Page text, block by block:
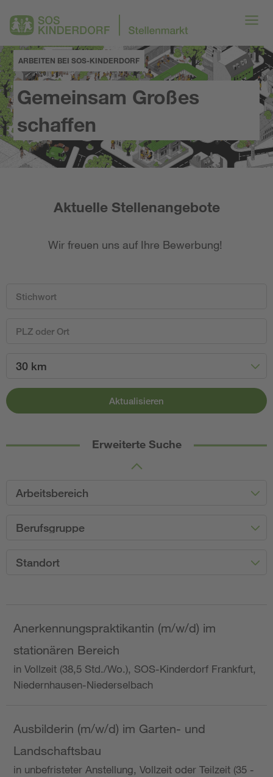
ARBEITEN BEI SOS-KINDERDORF
Gemeinsam Großes
schaffen
Aktuelle Stellenangebote
Wir freuen uns auf Ihre Bewerbung!
30 km
Aktualisieren
Erweiterte Suche
Arbeitsbereich
Berufsgruppe
Standort
Anerkennungspraktikantin (m/w/d) im
stationären Bereich
in Vollzeit (38,5 Std./Wo.), SOS-Kinderdorf Frankfurt,
Niedernhausen-Niederselbach
Ausbilderin (m/w/d) im Garten- und
Landschaftsbau
in unbefristeter Anstellung, Vollzeit oder Teilzeit (35 -